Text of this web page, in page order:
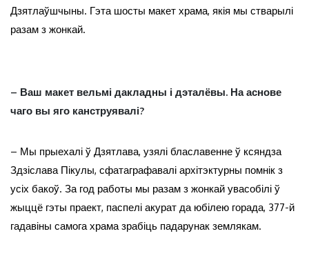
Дзятлаўшчыны. Гэта шосты макет храма, якія мы стварылі
разам з жонкай.
– Ваш макет вельмі дакладны і дэталёвы. На аснове
чаго вы яго канструявалі?
– Мы прыехалі ў Дзятлава, узялі блаславенне ў ксяндза
Здзіслава Пікулы, сфатаграфавалі архітэктурны помнік з
усіх бакоў. За год работы мы разам з жонкай увасобілі ў
жыццё гэты праект, паспелі акурат да юбілею горада, 377-й
гадавіны самога храма зрабіць падарунак землякам.